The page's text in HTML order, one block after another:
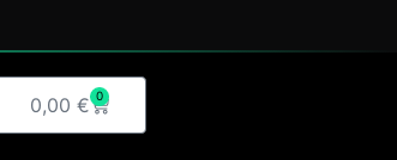
0,00 € 0
Panier